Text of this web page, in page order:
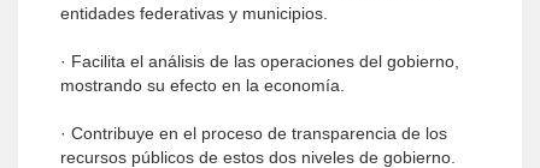
entidades federativas y municipios.
· Facilita el análisis de las operaciones del gobierno,
mostrando su efecto en la economía.
· Contribuye en el proceso de transparencia de los
recursos públicos de estos dos niveles de gobierno.